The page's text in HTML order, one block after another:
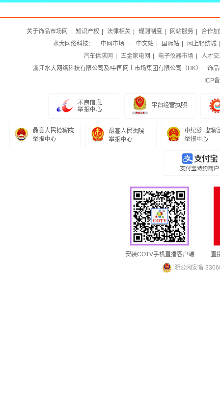
关于饰品市场网 知识产权 法律相关 规则制度 网站服务
合作
水大网络科技：
中网市场 -- 中文站 国际站 网上轻纺城
汽车供求网
五金家电网 电子仪器市场
人才
浙江水大网络科技有限公司及/中国网上市场集团有限公司（HK）
饰
ICP
安装COTV手机直播客户端
直
浙公网安备